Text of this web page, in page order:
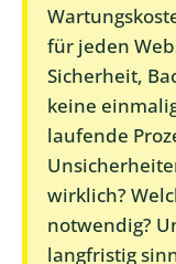
für jeden
Sicherheit,
keine
laufende
wirklich?
notwendig?
langfristig